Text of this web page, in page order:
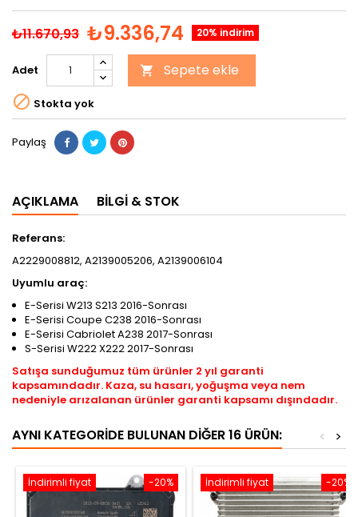
₺11.670,93 ₺9.336,74 20% indirim
Adet  Sepete ekle
 Stokta yok
Paylaş
AÇIKLAMA BILGI & STOK
Referans:
A2229008812, A2139005206, A2139006104
Uyumlu araç:
E-Serisi W213 S213 2016-Sonrası
E-Serisi Coupe C238 2016-Sonrası
E-Serisi Cabriolet A238 2017-Sonrası
S-Serisi W222 X222 2017-Sonrası
Satışa sunduğumuz tüm ürünler 2 yıl garanti
kapsamındadır. Kaza, su hasarı, yoğuşma veya nem
nedeniyle arızalanan ürünler garanti kapsamı dışındadır.
AYNI KATEGORIDE BULUNAN DIĞER 16 ÜRÜN: >
<
-20%
İndirimli fiyat -20%
İndirimli fiyat